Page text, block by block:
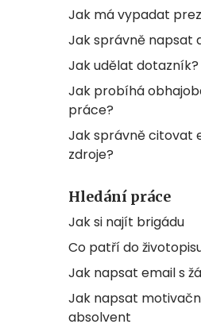
Jak má vypadat
Jak správně napsat
Jak udělat dotazník?
Jak probíhá
práce?
Jak správně citovat
zdroje?
Hledání práce
Jak si najít brigádu
Co patří do
Jak napsat email s
Jak napsat
absolvent